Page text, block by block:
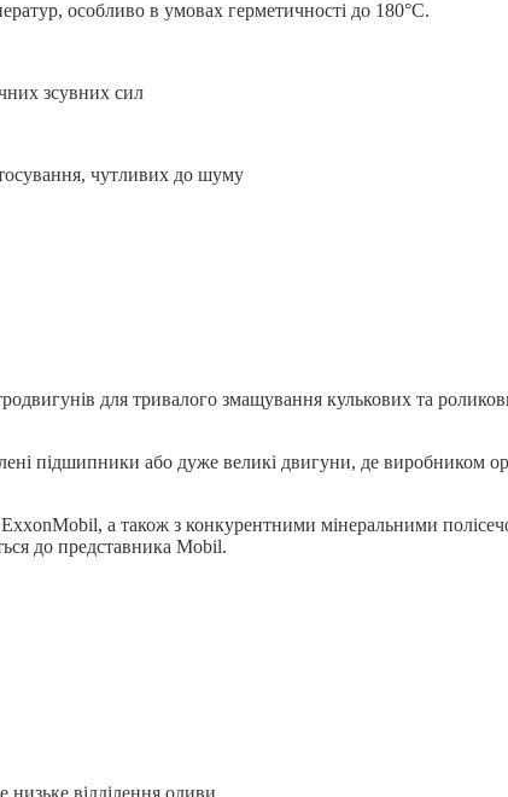
особливо в умовах герметичності до 180°C.
зсувних сил
чутливих до шуму
для тривалого змащування кулькових та
підшипники або дуже великі двигуни, де виробником
а також з конкурентними мінеральними
до представника Mobil.
відділення оливи